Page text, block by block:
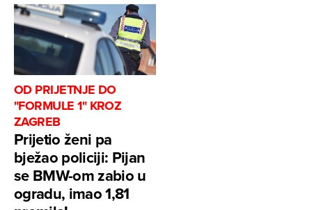
OD PRIJETNJE DO
"FORMULE 1" KROZ
ZAGREB
Prijetio ženi pa
bježao policiji: Pijan
se BMW-om zabio u
ogradu, imao 1,81